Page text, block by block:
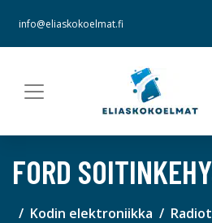
info@eliaskokoelmat.fi
FORD
Kodin elektroniikka Radiot